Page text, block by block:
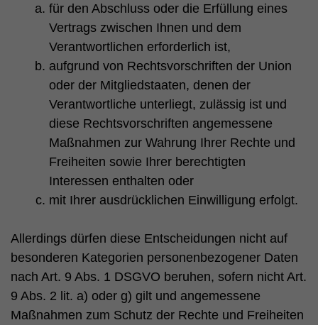
für den Abschluss oder die Erfüllung eines
Vertrags zwischen Ihnen und dem
Verantwortlichen erforderlich ist,
aufgrund von Rechtsvorschriften der Union
oder der Mitgliedstaaten, denen der
Verantwortliche unterliegt, zulässig ist und
diese Rechtsvorschriften angemessene
Maßnahmen zur Wahrung Ihrer Rechte und
Freiheiten sowie Ihrer berechtigten
Interessen enthalten oder
mit Ihrer ausdrücklichen Einwilligung erfolgt.
Allerdings dürfen diese Entscheidungen nicht auf
besonderen Kategorien personenbezogener Daten
nach Art. 9 Abs. 1 DSGVO beruhen, sofern nicht Art.
9 Abs. 2 lit. a) oder g) gilt und angemessene
Maßnahmen zum Schutz der Rechte und Freiheiten